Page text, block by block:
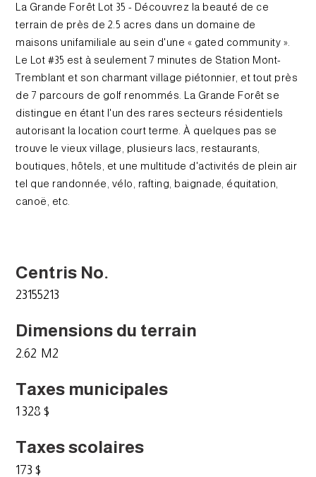
La Grande Forêt Lot 35 - Découvrez la beauté de ce
terrain de près de 2.5 acres dans un domaine de
maisons unifamiliale au sein d'une « gated community ».
Le Lot #35 est à seulement 7 minutes de Station Mont-
Tremblant et son charmant village piétonnier, et tout près
de 7 parcours de golf renommés. La Grande Forêt se
distingue en étant l'un des rares secteurs résidentiels
autorisant la location court terme. À quelques pas se
trouve le vieux village, plusieurs lacs, restaurants,
boutiques, hôtels, et une multitude d'activités de plein air
tel que randonnée, vélo, rafting, baignade, équitation,
canoë, etc.
Centris No.
23155213
Dimensions du terrain
2.62 M2
Taxes municipales
1 328 $
Taxes scolaires
173 $